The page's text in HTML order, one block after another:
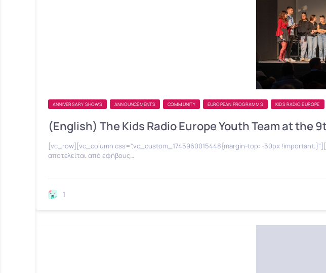
ANNIVERSARY SHOWS ANNOUNCEMENTS COMMUNITY EUROPEAN PROGRAMMS KIDS RADIO EUROPE
(English) The Kids Radio Europe Youth Team at the
[vc_row][vc_column css=".vc_custom_1745960015448{margin-top: -50px
αποτελείται από εφήβους…
1